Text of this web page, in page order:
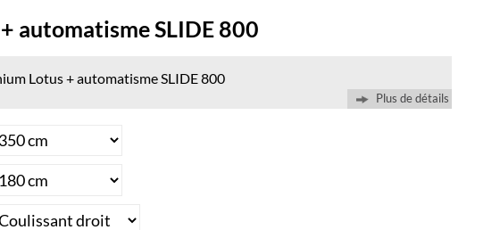
automatisme SLIDE 800
Lotus +automatisme SLIDE 800
Plus de détails